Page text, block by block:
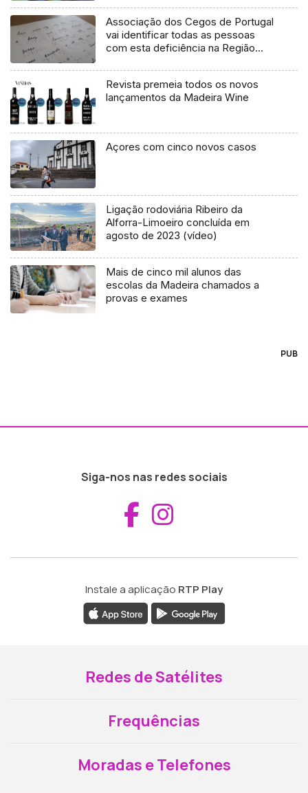
Associação dos Cegos de Portugal
vai identificar todas as pessoas
com esta deficiência na Região
Revista premeia todos os novos
lançamentos da Madeira Wine
Açores com cinco novos casos
Ligação rodoviária Ribeiro da
Alforra-Limoeiro concluída em
agosto de 2023 (vídeo)
Mais de cinco mil alunos das
escolas da Madeira chamados a
provas e exames
PUB
Siga-nos nas redes sociais
Aceder ao
Instale a aplicação RTP Play
Redes de Satélites
Frequências
Moradas e Telefones